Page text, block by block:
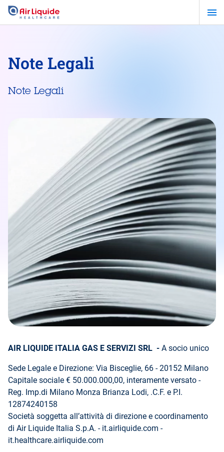
Salta
Note Legali
Note Legali
AIR LIQUIDE ITALIA GAS E SERVIZI SRL - A socio unico
Sede Legale e Direzione: Via Bisceglie, 66 - 20152 Milano
Capitale sociale € 50.000.000,00, interamente versato -
Reg. Imp.di Milano Monza Brianza Lodi, .C.F. e P.I.
12874240158
Società soggetta all’attività di direzione e coordinamento
di Air Liquide Italia S.p.A. - it.airliquide.com -
it.healthcare.airliquide.com